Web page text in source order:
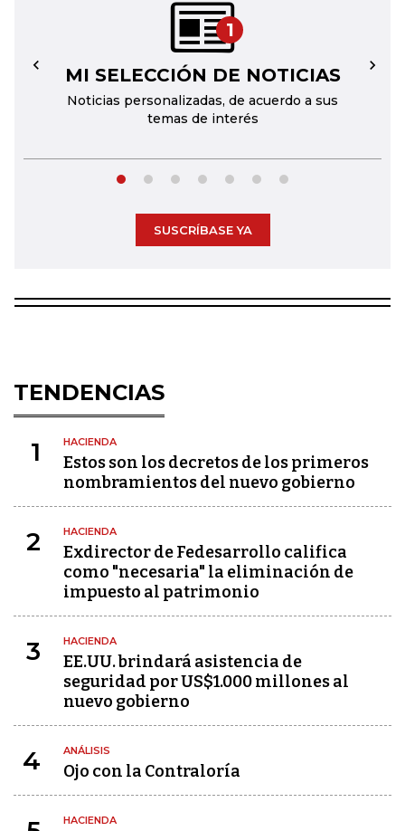
1
MI SELECCIÓN DE NOTICIAS
Noticias personalizadas, de acuerdo a sus
temas de interés
← →
SUSCRÍBASE YA
TENDENCIAS
1 HACIENDA
Estos son los decretos de los primeros
nombramientos del nuevo gobierno
2 HACIENDA
Exdirector de Fedesarrollo califica
como "necesaria" la eliminación de
impuesto al patrimonio
3 HACIENDA
EE.UU. brindará asistencia de
seguridad por US$1.000 millones al
nuevo gobierno
4 ANÁLISIS
Ojo con la Contraloría
HACIENDA